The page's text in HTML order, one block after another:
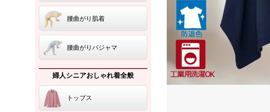
腰曲がり肌着
腰曲がりパジャマ
婦人シニアおしゃれ着全般
トップス